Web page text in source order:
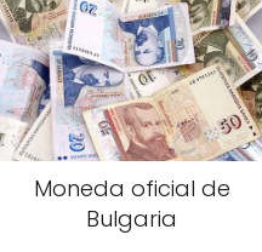
Moneda oficial de
Bulgaria